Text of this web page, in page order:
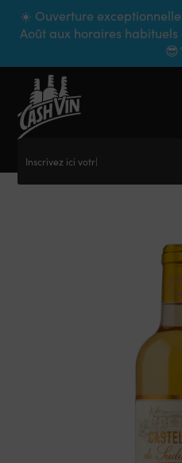
☀️ Ouverture exceptionnelle
Août aux horaires habituels
Inscrivez ici votre r
Panneau de gestion des cookies